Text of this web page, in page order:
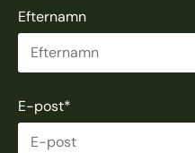
Efternamn
E-post*